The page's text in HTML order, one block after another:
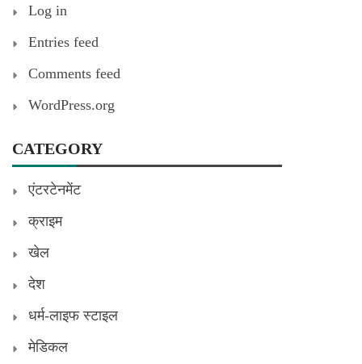
Log in
Entries feed
Comments feed
WordPress.org
CATEGORY
एंटरटेनमेंट
क्राइम
खेल
देश
धर्म-लाइफ स्टाइल
मेडिकल